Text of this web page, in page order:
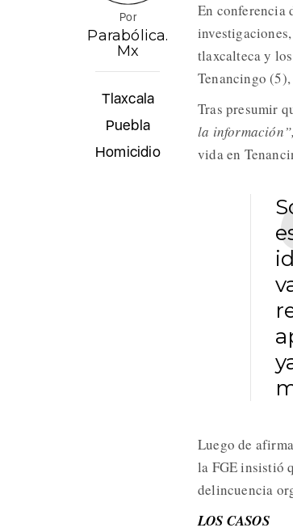
Por
Parabólica.
Mx
Tlaxcala
Puebla
Homicidio
En conferencia
tlaxcalteca y
Tenancingo
Tras presumir
la información”,
vida en
Luego de
la FGE insistió
delincuencia
LOS CASOS